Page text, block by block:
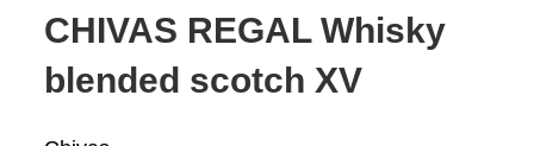
CHIVAS REGAL Whisky
blended scotch XV